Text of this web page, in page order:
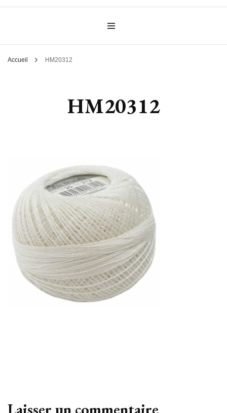
Accueil HM20312
HM20312